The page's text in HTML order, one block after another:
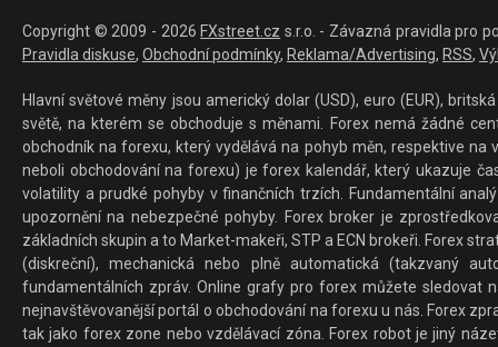
Copyright © 2009 - 2026 FXstreet.cz s.r.o. - Závazná pravidla pro
Pravidla diskuse, Obchodní podmínky, Reklama/Advertising, RSS,
Hlavní světové měny jsou americký dolar (USD), euro (EUR),
světě, na kterém se obchoduje s měnami. Forex nemá žádné
obchodník na forexu, který vydělává na pohyb měn, respektive
neboli obchodování na forexu) je forex kalendář, který ukazuje
volatility a prudké pohyby v finančních trzích. Fundamentální
upozornění na nebezpečné pohyby. Forex broker je
základních skupin a to Market-makeři, STP a ECN brokeři. Forex
(diskreční), mechanická nebo plně automatická (takzvaný
fundamentálních zpráv. Online grafy pro forex můžete sledovat
nejnavštěvovanější portál o obchodování na forexu u nás. Forex
tak jako forex zone nebo vzdělávací zóna. Forex robot je jiný